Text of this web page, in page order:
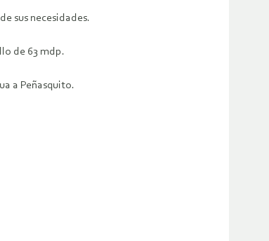
sus necesidades.
de 63 mdp.
a Peñasquito.